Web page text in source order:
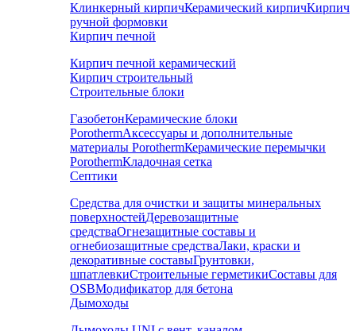
Клинкерный кирпичКерамический кирпичКирпич
ручной формовки
Кирпич печной
Кирпич печной керамический
Кирпич строительный
Строительные блоки
ГазобетонКерамические блоки
PorothermАксессуары и дополнительные
материалы PorothermКерамические перемычки
PorothermКладочная сетка
Септики
Средства для очистки и защиты минеральных
поверхностейДеревозащитные
средстваОгнезащитные составы и
огнебиозащитные средстваЛаки, краски и
декоративные составыГрунтовки,
шпатлевкиСтроительные герметикиСоставы для
OSBМодификатор для бетона
Дымоходы